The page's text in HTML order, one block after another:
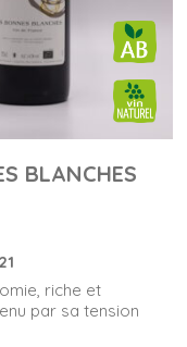
BLANCHES
riche et
par sa tension